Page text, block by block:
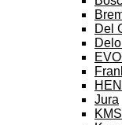
Del
Jura